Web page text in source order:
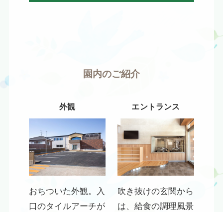
園内のご紹介
外観
おちついた外観。入
口のタイルアーチが
エントランス
吹き抜けの玄関から
は、給食の調理風景